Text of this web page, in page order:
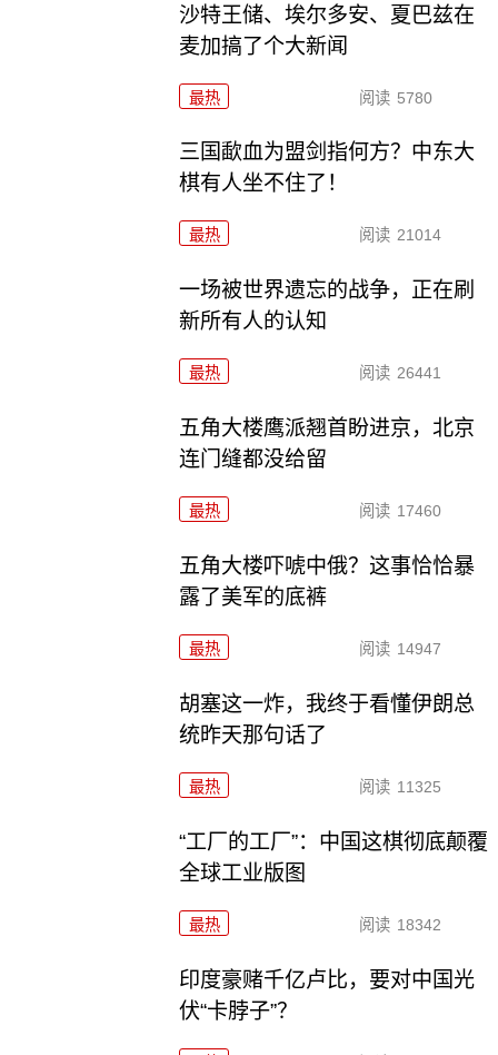
沙特王储、埃尔多安、夏巴兹在
麦加搞了个大新闻
最热 阅读 5780
三国歃血为盟剑指何方？中东大
棋有人坐不住了！
最热 阅读 21014
一场被世界遗忘的战争，正在刷
新所有人的认知
最热 阅读 26441
五角大楼鹰派翘首盼进京，北京
连门缝都没给留
最热 阅读 17460
五角大楼吓唬中俄？这事恰恰暴
露了美军的底裤
最热 阅读 14947
胡塞这一炸，我终于看懂伊朗总
统昨天那句话了
最热 阅读 11325
“工厂的工厂”：中国这棋彻底颠覆
全球工业版图
最热 阅读 18342
印度豪赌千亿卢比，要对中国光
伏“卡脖子”？